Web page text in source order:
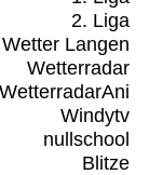
2. Liga
Wetter Langen
Wetterradar
WetterradarAni
Windytv
nullschool
Blitze